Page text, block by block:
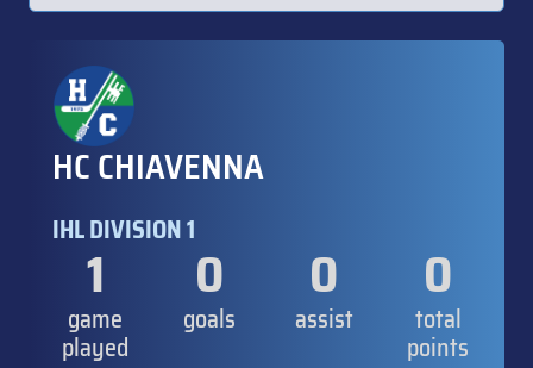
HC CHIAVENNA
IHL DIVISION 1
1
game
played
0
goals
0
assist
0
total
points